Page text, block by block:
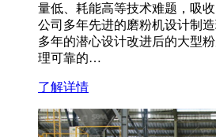
量低、耗能高等技术难题，吸
公司多年先进的磨粉机设计制
多年的潜心设计改进后的大型
理可靠的…
了解详情